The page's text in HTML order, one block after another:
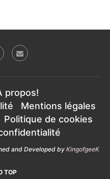
propos!
Mentions légales
Politique de cookies
and Developed by KingofgeeK
TOP